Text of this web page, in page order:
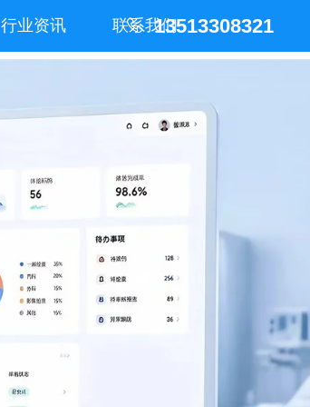
行业资讯 联系我们13513308321